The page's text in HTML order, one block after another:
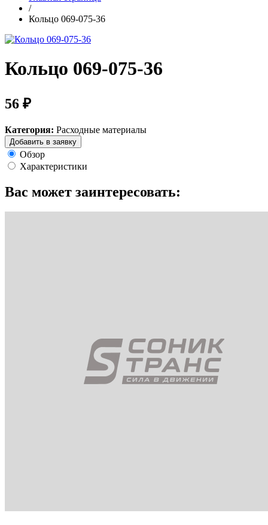
/
Кольцо 069-075-36
Кольцо 069-075-36
56 ₽
Категория: Расходные материалы
Добавить в заявку
Обзор
Характеристики
Вас может заинтересовать: